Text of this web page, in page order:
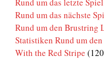
Rund um das nächste
Rund um den Brustring
Statistiken Rund um
With the Red Stripe